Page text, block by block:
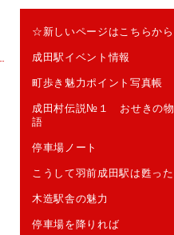
☆新しいページはこちらから
成田駅イベント情報
町歩き魅力ポイント写真帳
成田村伝説№１ おせきの物
語
停車場ノート
こうして羽前成田駅は甦った
木造駅舎の魅力
停車場を降りれば